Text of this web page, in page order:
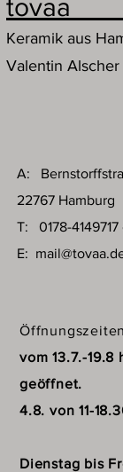
Keramik aus
Valentin Alscher
A:
22767 Hamburg
T: 0178-4149717
E:
vom 13.7.-
geöffnet.
4.8. von 11-
Dienstag bis